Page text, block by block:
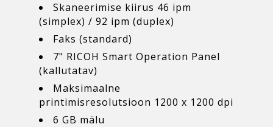
Skaneerimise kiirus 46 ipm
(simplex) / 92 ipm (duplex)
Faks (standard)
7" RICOH Smart Operation Panel
(kallutatav)
Maksimaalne
printimisresolutsioon 1200 x 1200 dpi
6 GB mälu